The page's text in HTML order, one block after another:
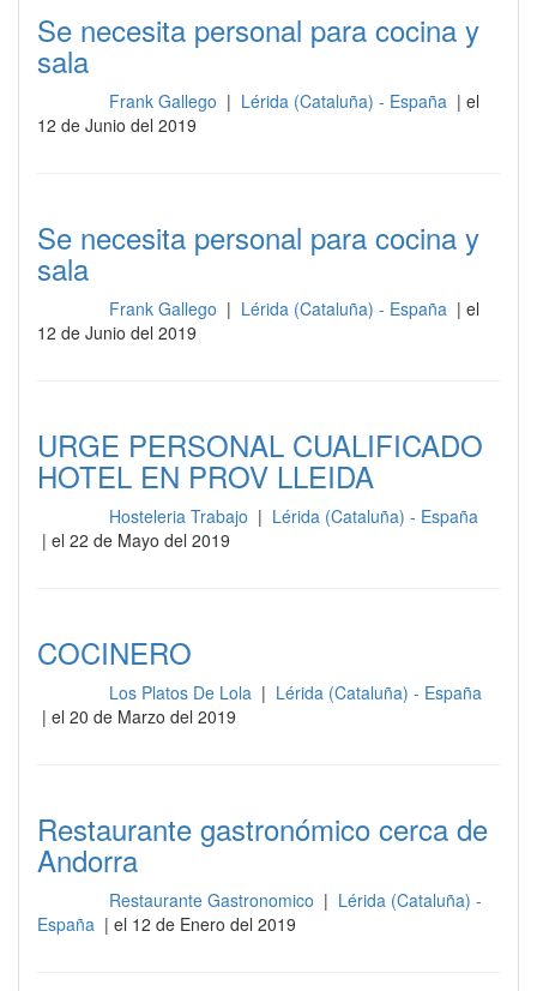
Se necesita personal para cocina y
sala
Frank Gallego | Lérida (Cataluña) - España | el
12 de Junio del 2019
Se necesita personal para cocina y
sala
Frank Gallego | Lérida (Cataluña) - España | el
12 de Junio del 2019
URGE PERSONAL CUALIFICADO
HOTEL EN PROV LLEIDA
Hosteleria Trabajo | Lérida (Cataluña) - España
| el 22 de Mayo del 2019
COCINERO
Los Platos De Lola | Lérida (Cataluña) - España
| el 20 de Marzo del 2019
Restaurante gastronómico cerca de
Andorra
Restaurante Gastronomico | Lérida (Cataluña) -
España | el 12 de Enero del 2019